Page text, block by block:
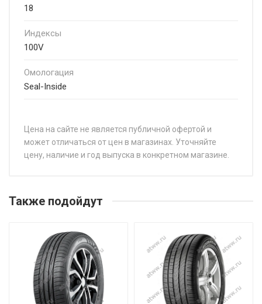
18
Индексы
100V
Омологация
Seal-Inside
Цена на сайте не является публичной офертой и
может отличаться от цен в магазинах. Уточняйте
цену, наличие и год выпуска в конкретном магазине.
Pirelli Scorpion 225/50R18 95V
Pirelli Scorpion 225/60R18 104V
Pirelli Scorpion 235/40R20 96V
Также подойдут